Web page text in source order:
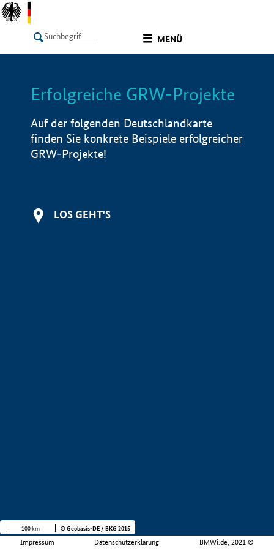
MENÜ
LISTE Info
Erfolgreiche GRW-Projekte
Auf der folgenden Deutschlandkarte
finden Sie konkrete Beispiele erfolgreicher
GRW-Projekte!
LOS GEHT'S
Impressum Datenschutzerklärung BMWi.de, 2021 ©
100 km © Geobasis-DE / BKG 2015